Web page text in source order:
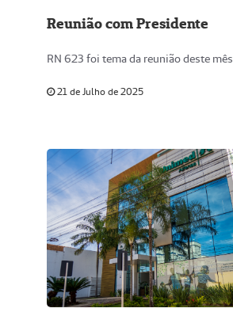
Reunião com Presidente
RN 623 foi tema da reunião deste mês
21 de Julho de 2025